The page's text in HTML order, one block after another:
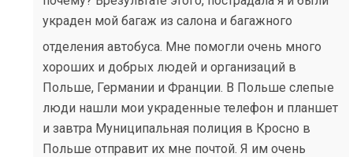
украден мой багаж из салона и багажного
отделения автобуса. Мне помогли очень много
хороших и добрых людей и организаций в
Польше, Германии и Франции. В Польше слепые
люди нашли мои украденные телефон и планшет
и завтра Муниципальная полиция в Кросно в
Польше отправит их мне почтой. Я им очень